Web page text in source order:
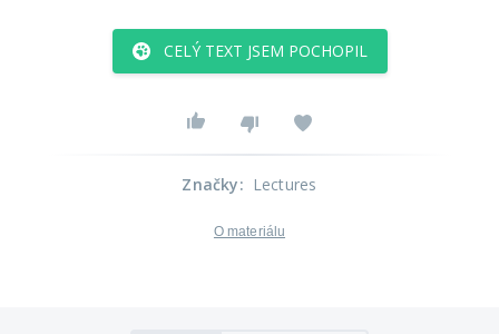
CELÝ TEXT JSEM POCHOPIL
Značky: Lectures
O materiálu